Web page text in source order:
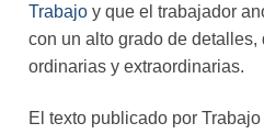
Trabajo y que el trabajador
con un alto grado de
ordinarias y extraordinarias.
El texto publicado por